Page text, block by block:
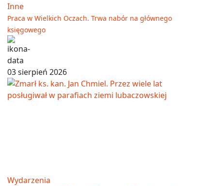
Inne
Praca w Wielkich Oczach. Trwa nabór na głównego
księgowego
03 sierpień 2026
Wydarzenia